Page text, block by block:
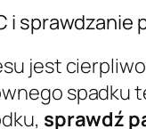
i sprawdzanie
jest
spadku
sprawdź